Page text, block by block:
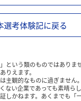
選考体験記に戻る
という類のものではあり
りえます。
主観的なものに過ぎませ
い企業であっても素晴ら
かねます。あくまでも「